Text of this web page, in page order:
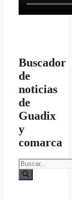
Buscador
de
noticias
de
Guadix
y
comarca
Buscar: